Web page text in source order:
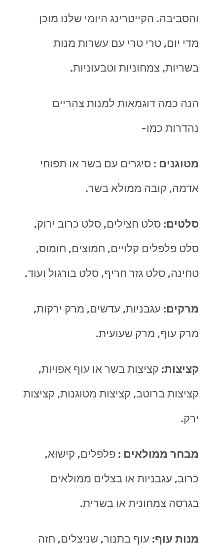
והסביבה. הקייטרינג היומי שלנו מוכן
מדי יום, טרי טרי עם עשרות מנות
בשריות, צמחוניות וטבעוניות.
הנה כמה דוגמאות למנות צהריים
נהדרות כמו-
מטוגנים : סיגרים עם בשר או תפוחי
אדמה, קובה ממולא בשר.
סלטים: סלט חצילים, סלט כרוב ירוק,
סלט פלפלים קלויים, חמוצים, חומוס,
טחינה, סלט גזר חריף, סלט בורגול ועוד.
מרקים: עגבניות, עדשים, מרק ירקות,
מרק עוף, מרק שעועית.
קציצות: קציצות בשר או עוף אפויות,
קציצות ברוטב, קציצות מטוגנות, קציצות
ירק.
מבחר ממולאים : פלפלים, קישוא,
כרוב, עגבניות או בצלים ממולאים
בגרסה צמחונית או בשרית.
מנות עוף: עוף בתנור, שניצלים, חזה